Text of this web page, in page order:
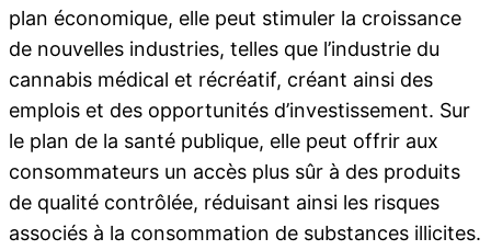
plan économique, elle peut stimuler la croissance
de nouvelles industries, telles que l’industrie du
cannabis médical et récréatif, créant ainsi des
emplois et des opportunités d’investissement. Sur
le plan de la santé publique, elle peut offrir aux
consommateurs un accès plus sûr à des produits
de qualité contrôlée, réduisant ainsi les risques
associés à la consommation de substances illicites.